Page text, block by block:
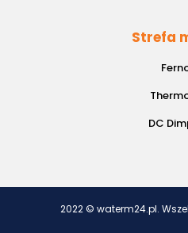
Strefa
DC
2022 © waterm24.pl.